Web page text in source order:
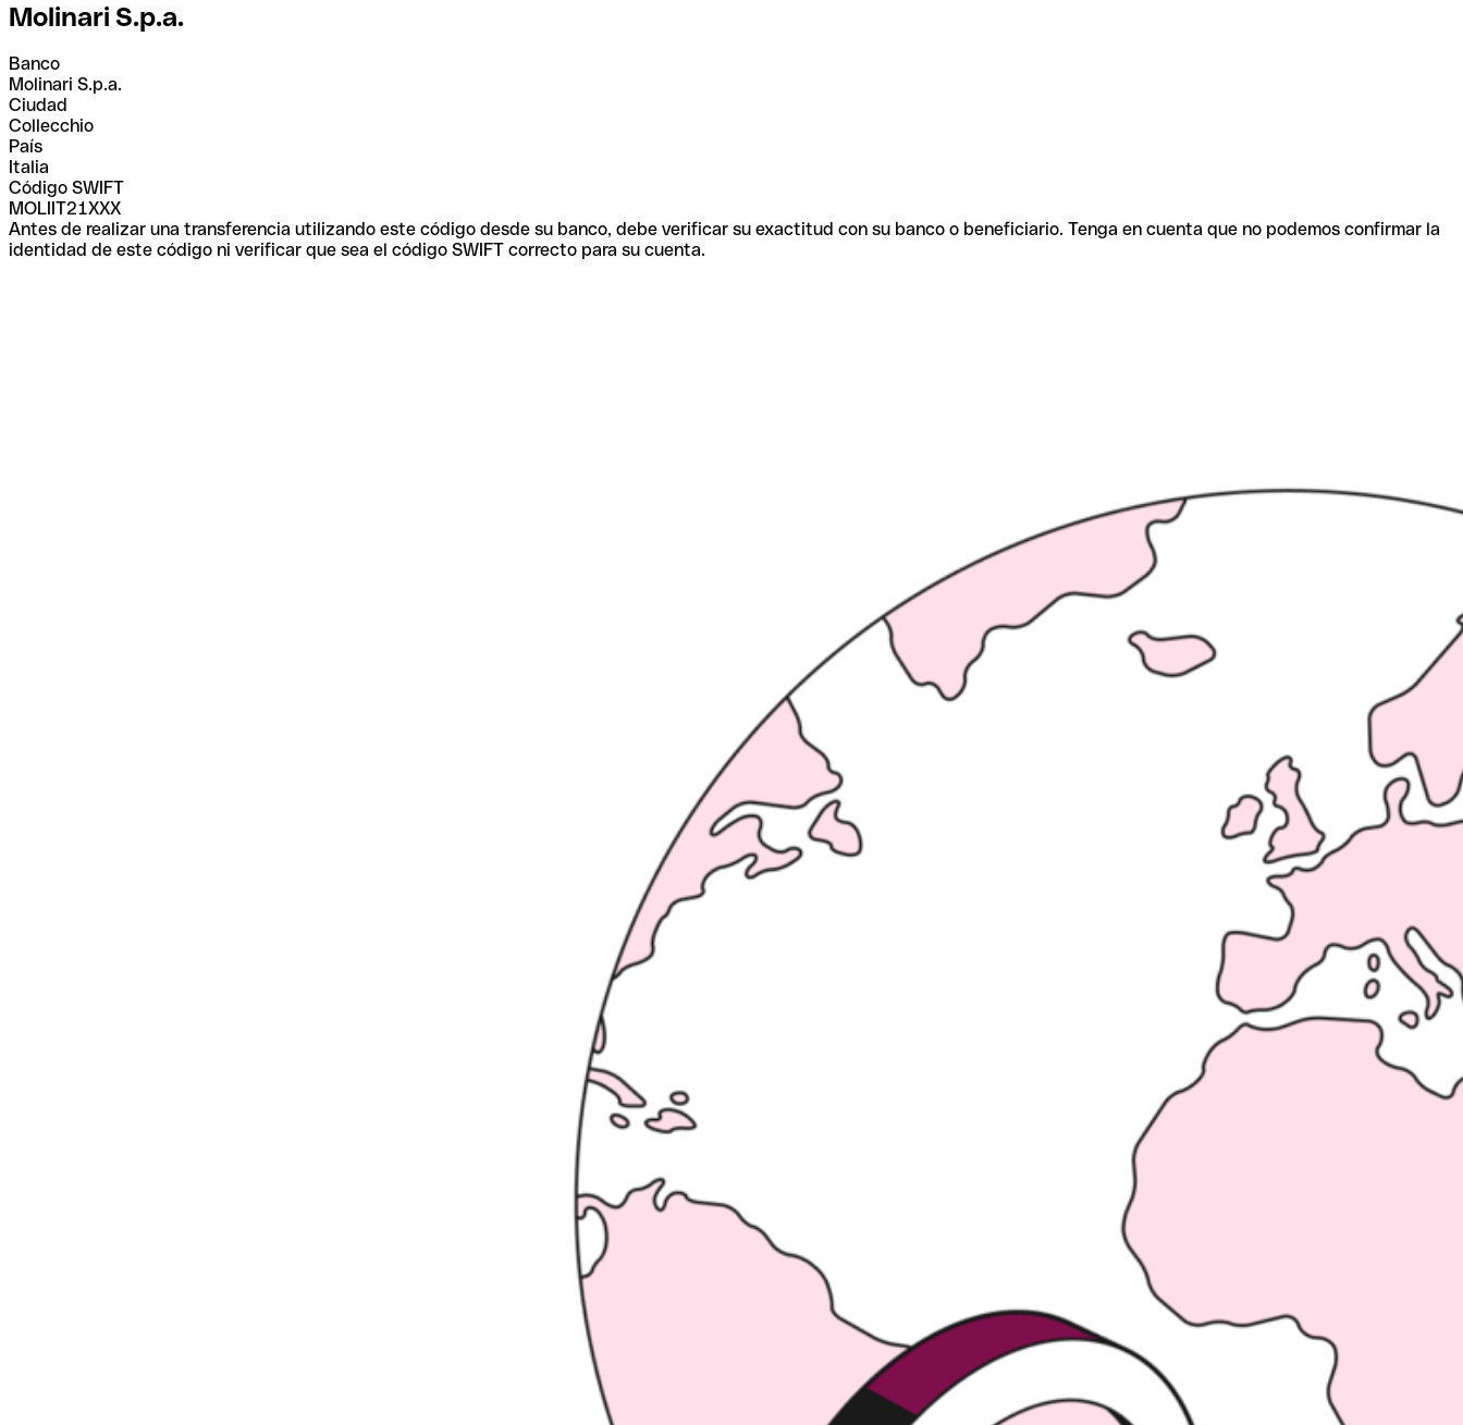
Molinari S.p.a.
Banco
Molinari S.p.a.
Ciudad
Collecchio
País
Italia
Código SWIFT
MOLIIT21XXX
Antes de realizar una transferencia utilizando este código desde su banco, debe verificar su exactitud con su banco o beneficiario. Tenga en cuenta que no podemos confirmar la
identidad de este código ni verificar que sea el código SWIFT correcto para su cuenta.